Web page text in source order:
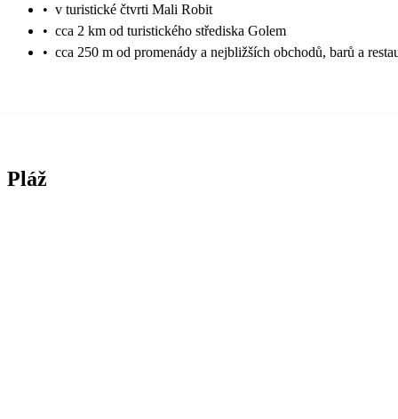
• v turistické čtvrti Mali Robit
• cca 2 km od turistického střediska Golem
• cca 250 m od promenády a nejbližších obchodů, barů a
Pláž